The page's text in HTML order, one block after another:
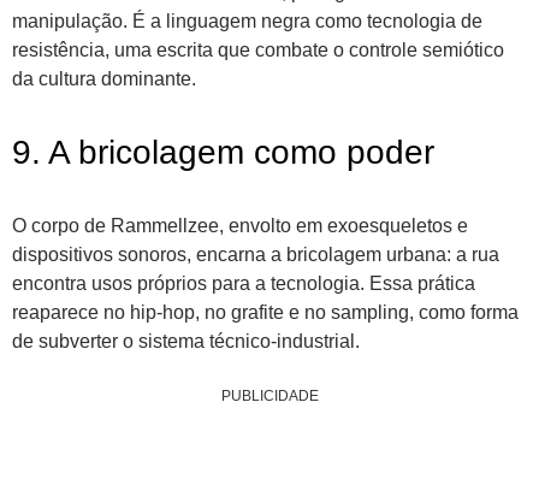
manipulação. É a linguagem negra como tecnologia de
resistência, uma escrita que combate o controle semiótico
da cultura dominante.
9. A bricolagem como poder
O corpo de Rammellzee, envolto em exoesqueletos e
dispositivos sonoros, encarna a bricolagem urbana: a rua
encontra usos próprios para a tecnologia. Essa prática
reaparece no hip-hop, no grafite e no sampling, como forma
de subverter o sistema técnico-industrial.
PUBLICIDADE